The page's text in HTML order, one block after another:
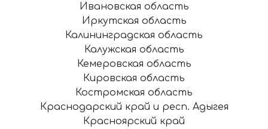
Ивановская область
Иркутская область
Калининградская область
Калужская область
Кемеровская область
Кировская область
Костромская область
Краснодарский край и респ. Адыгея
Красноярский край